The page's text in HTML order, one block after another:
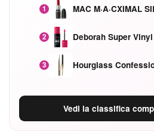
1
2 Deborah Super
3
Vedi la classifica